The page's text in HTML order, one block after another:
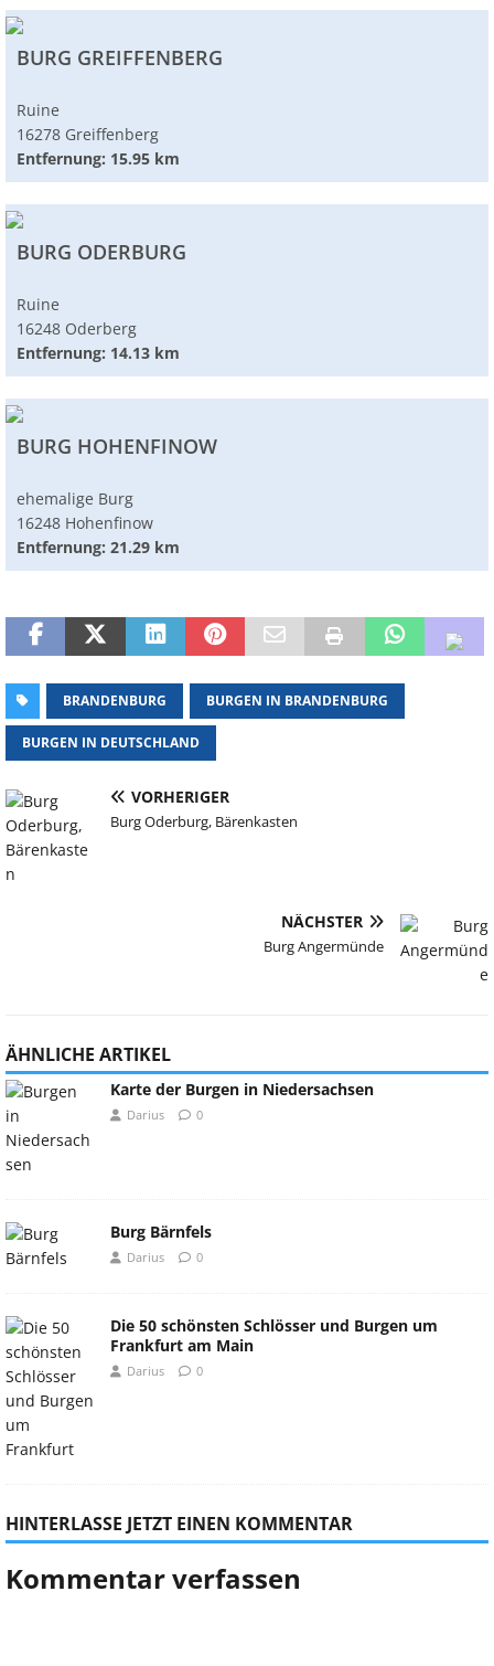
BURG GREIFFENBERG
Ruine
16278 Greiffenberg
Entfernung: 15.95 km
BURG ODERBURG
Ruine
16248 Oderberg
Entfernung: 14.13 km
BURG HOHENFINOW
ehemalige Burg
16248 Hohenfinow
Entfernung: 21.29 km
BRANDENBURG BURGEN IN BRANDENBURG
BURGEN IN DEUTSCHLAND
VORHERIGER
Burg Oderburg, Bärenkasten
NÄCHSTER
Burg Angermünde
ÄHNLICHE ARTIKEL
Karte der Burgen in Niedersachsen
Darius 0
Burg Bärnfels
Darius 0
Die 50 schönsten Schlösser und Burgen um
Frankfurt am Main
Darius 0
HINTERLASSE JETZT EINEN KOMMENTAR
Kommentar verfassen